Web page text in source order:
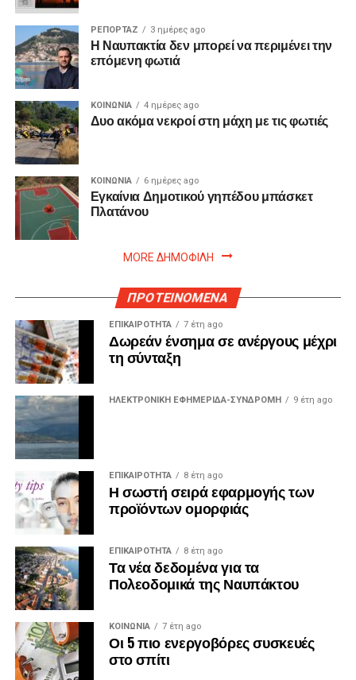
ΡΕΠΟΡΤΑΖ 3 ημέρες ago
Η Ναυπακτία δεν μπορεί να περιμένει την
επόμενη φωτιά
ΚΟΙΝΩΝΙΑ 4 ημέρες ago
Δυο ακόμα νεκροί στη μάχη με τις φωτιές
ΚΟΙΝΩΝΙΑ 6 ημέρες ago
Εγκαίνια Δημοτικού γηπέδου μπάσκετ
Πλατάνου
MORE ΔΗΜΟΦΙΛΗ
ΠΡΟΤΕΙΝΟΜΕΝΑ
ΕΠΙΚΑΙΡΟΤΗΤΑ 7 έτη ago
Δωρεάν ένσημα σε ανέργους μέχρι
τη σύνταξη
ΗΛΕΚΤΡΟΝΙΚΗ ΕΦΗΜΕΡΙΔΑ-ΣΥΝΔΡΟΜΗ 9 έτη ago
ΕΠΙΚΑΙΡΟΤΗΤΑ 8 έτη ago
Η σωστή σειρά εφαρμογής των
προϊόντων ομορφιάς
ΕΠΙΚΑΙΡΟΤΗΤΑ 8 έτη ago
Τα νέα δεδομένα για τα
Πολεοδομικά της Ναυπάκτου
ΚΟΙΝΩΝΙΑ 7 έτη ago
Οι 5 πιο ενεργοβόρες συσκευές
στο σπίτι